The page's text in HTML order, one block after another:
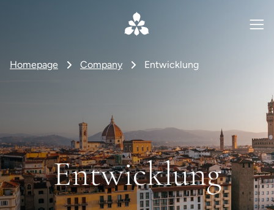
Homepage Company Entwicklung
Entwicklung